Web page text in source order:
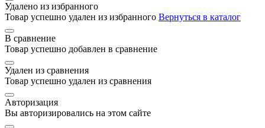
Удалено из избранного
Товар успешно удален из избранного Вернуться в каталог
В сравнение
Товар успешно добавлен в сравнение
Удален из сравнения
Товар успешно удален из сравнения
Авторизация
Вы авторизировались на этом сайте